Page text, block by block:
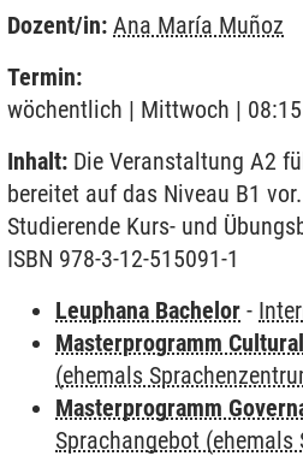
Dozent/in: Ana María Muñoz
Termin:
wöchentlich | Mittwoch |
Inhalt: Die Veranstaltung A2
bereitet auf das Niveau B1
Studierende Kurs- und
ISBN 978-3-12-515091-1
Leuphana Bachelor -
Masterprogramm
(ehemals
Masterprogramm
Sprachangebot (ehemals